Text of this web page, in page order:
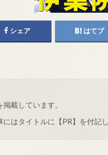
シェア はてブ
掲載しています。
にはタイトルに【PR】を付記